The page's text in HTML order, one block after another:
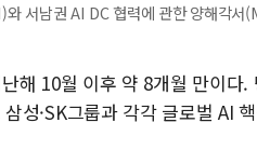
서남권 AI DC 협력에 관한 양해각서
해 10월 이후 약 8개월 만이다
성·SK그룹과 각각 글로벌 AI